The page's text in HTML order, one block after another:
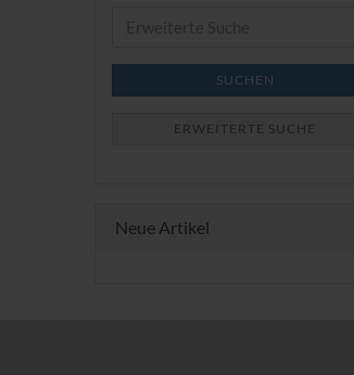
SUCHEN
ERWEITERTE SUCHE
Neue Artikel